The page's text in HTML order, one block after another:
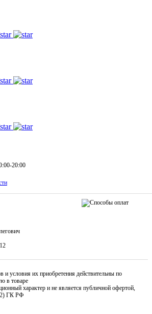
20:00
и условия их приобретения действительны по
в товаре
характер и не является публичной офертой,
ГК РФ